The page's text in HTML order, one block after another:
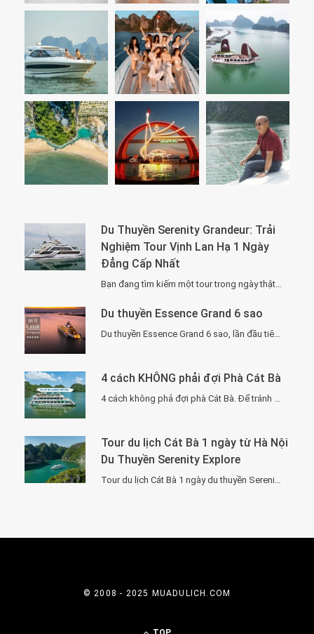
Du Thuyền Serenity Grandeur: Trải
Nghiệm Tour Vịnh Lan Hạ 1 Ngày
Đẳng Cấp Nhất
Bạn đang tìm kiếm một tour trong ngày thật “đã”, nhưng vẫn phải sang –…
Du thuyền Essence Grand 6 sao
Du thuyền Essence Grand 6 sao, lần đầu tiên xuất hiện tại Hạ Long. Với…
4 cách KHÔNG phải đợi Phà Cát Bà
4 cách không phả đợi phà Cát Bà. Để tránh phải chờ đợi lâu vì…
Tour du lịch Cát Bà 1 ngày từ Hà Nội
Du Thuyền Serenity Explore
Tour du lịch Cát Bà 1 ngày du thuyền Serenity Explore, đi về trong ngày…
© 2008 - 2025 MUADULICH.COM